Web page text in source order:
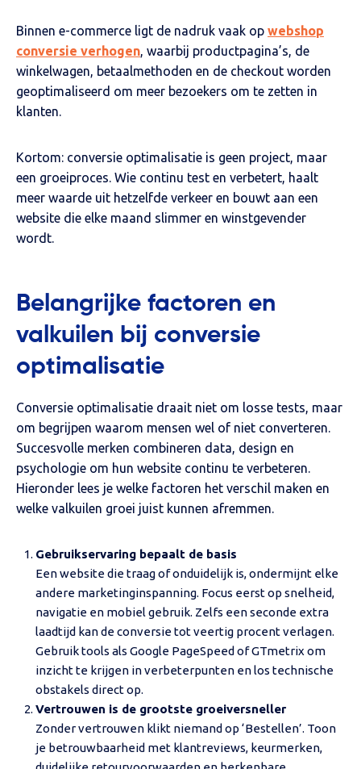
Binnen e-commerce ligt de nadruk vaak op webshop
conversie verhogen, waarbij productpagina’s, de
winkelwagen, betaalmethoden en de checkout worden
geoptimaliseerd om meer bezoekers om te zetten in
klanten.
Kortom: conversie optimalisatie is geen project, maar
een groeiproces. Wie continu test en verbetert, haalt
meer waarde uit hetzelfde verkeer en bouwt aan een
website die elke maand slimmer en winstgevender
wordt.
Belangrijke factoren en
valkuilen bij conversie
optimalisatie
Conversie optimalisatie draait niet om losse tests, maar
om begrijpen waarom mensen wel of niet converteren.
Succesvolle merken combineren data, design en
psychologie om hun website continu te verbeteren.
Hieronder lees je welke factoren het verschil maken en
welke valkuilen groei juist kunnen afremmen.
Gebruikservaring bepaalt de basis
Een website die traag of onduidelijk is, ondermijnt elke
andere marketinginspanning. Focus eerst op snelheid,
navigatie en mobiel gebruik. Zelfs een seconde extra
laadtijd kan de conversie tot veertig procent verlagen.
Gebruik tools als Google PageSpeed of GTmetrix om
inzicht te krijgen in verbeterpunten en los technische
obstakels direct op.
Vertrouwen is de grootste groeiversneller
Zonder vertrouwen klikt niemand op ‘Bestellen’. Toon
je betrouwbaarheid met klantreviews, keurmerken,